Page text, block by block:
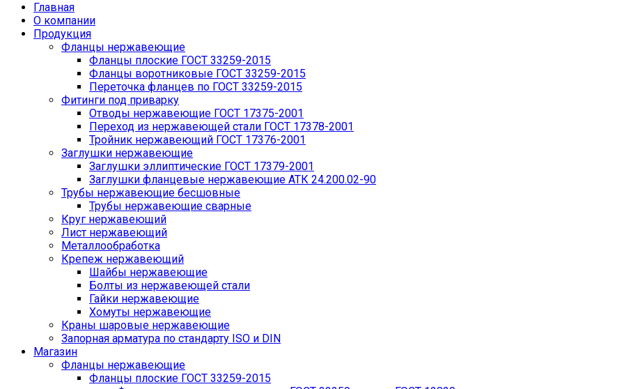
Главная
О компании
Продукция
Фланцы нержавеющие
Фланцы плоские ГОСТ 33259-2015
Фланцы воротниковые ГОСТ 33259-2015
Переточка фланцев по ГОСТ 33259-2015
Фитинги под приварку
Отводы нержавеющие ГОСТ 17375-2001
Переход из нержавеющей стали ГОСТ 17378-2001
Тройник нержавеющий ГОСТ 17376-2001
Заглушки нержавеющие
Заглушки эллиптические ГОСТ 17379-2001
Заглушки фланцевые нержавеющие АТК 24.200.02-90
Трубы нержавеющие бесшовные
Трубы нержавеющие сварные
Круг нержавеющий
Лист нержавеющий
Металлообработка
Крепеж нержавеющий
Шайбы нержавеющие
Болты из нержавеющей стали
Гайки нержавеющие
Хомуты нержавеющие
Краны шаровые нержавеющие
Запорная арматура по стандарту ISO и DIN
Магазин
Фланцы нержавеющие
Фланцы плоские ГОСТ 33259-2015